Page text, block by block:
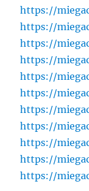
https://
https://
https://
https://
https://
https://
https://
https://
https://
https://
https://